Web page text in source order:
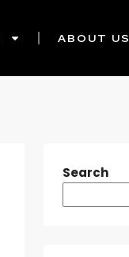
ABOUT US
Search